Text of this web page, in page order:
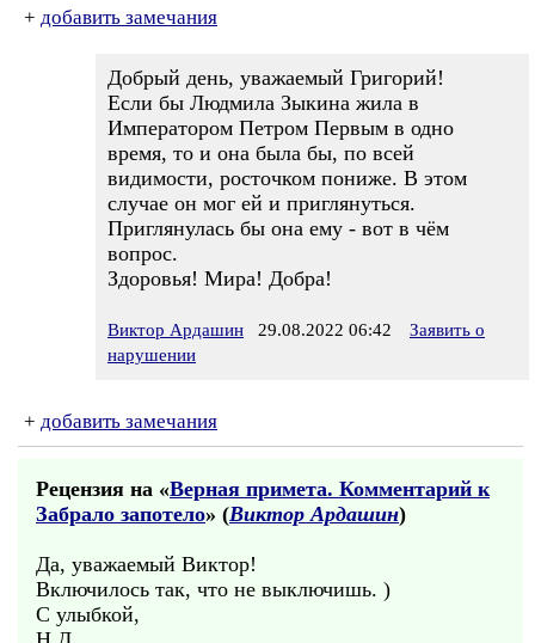
+ добавить замечания
Добрый день, уважаемый Григорий!
Если бы Людмила Зыкина жила в
Императором Петром Первым в одно
время, то и она была бы, по всей
видимости, росточком пониже. В этом
случае он мог ей и приглянуться.
Приглянулась бы она ему - вот в чём
вопрос.
Здоровья! Мира! Добра!
Виктор Ардашин 29.08.2022 06:42
Заявить о
нарушении
+ добавить замечания
Рецензия на «Верная примета. Комментарий к
Забрало запотело» (Виктор Ардашин)
Да, уважаемый Виктор!
Включилось так, что не выключишь. )
С улыбкой,